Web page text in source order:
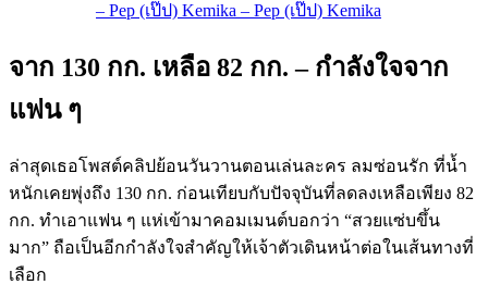
– Pep (เป๊ป) Kemika – Pep (เป๊ป) Kemika
จาก 130 กก. เหลือ 82 กก. – กำลังใจจาก
แฟน ๆ
ล่าสุดเธอโพสต์คลิปย้อนวันวานตอนเล่นละคร ลมซ่อนรัก ที่น้ำ
หนักเคยพุ่งถึง 130 กก. ก่อนเทียบกับปัจจุบันที่ลดลงเหลือเพียง 82
กก. ทำเอาแฟน ๆ แห่เข้ามาคอมเมนต์บอกว่า “สวยแซ่บขึ้น
มาก” ถือเป็นอีกกำลังใจสำคัญให้เจ้าตัวเดินหน้าต่อในเส้นทางที่
เลือก